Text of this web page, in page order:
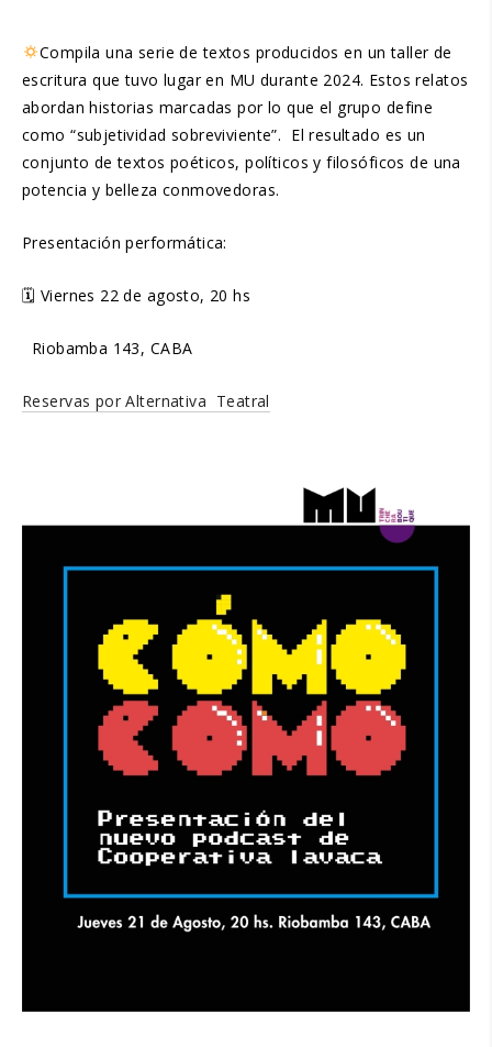
Compila una serie de textos producidos en un taller de
escritura que tuvo lugar en MU durante 2024. Estos relatos
abordan historias marcadas por lo que el grupo define
como “subjetividad sobreviviente”. El resultado es un
conjunto de textos poéticos, políticos y filosóficos de una
potencia y belleza conmovedoras.
Presentación performática:
🗓 Viernes 22 de agosto, 20 hs
Riobamba 143, CABA
Reservas por Alternativa Teatral